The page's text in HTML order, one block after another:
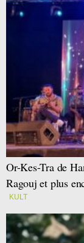
Or-Kes-Tra de
Ragouj et plus
KULT